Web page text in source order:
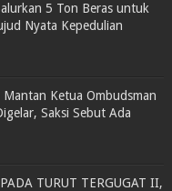
5 Ton Beras untuk
Nyata Kepedulian
Ketua Ombudsman
Saksi Sebut Ada
TURUT TERGUGAT II,